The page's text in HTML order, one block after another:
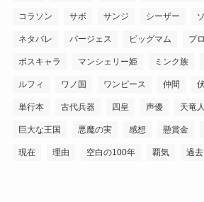
コラソン サボ サンジ シーザー
ネタバレ バージェス ビッグマム プ
ボスキャラ マンシェリー姫 ミンク族
ルフィ ワノ国 ワンピース 仲間
単行本 古代兵器 四皇 声優 天竜人
巨大な王国 悪魔の実 感想 懸賞金
現在 理由 空白の100年 覇気 過去